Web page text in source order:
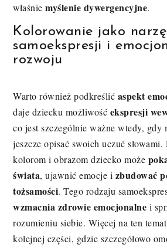
właśniemyślenie dywergencyjne.
Kolorowanie jako
samoekspresji i
rozwoju
Warto również podkreślić aspekt
daje dziecku możliwość ekspresji
co jest szczególnie ważne wtedy, gdy
jeszcze opisać swoich uczuć
kolorom i obrazom dziecko może
świata, ujawnić emocje i zbudować
tożsamości. Tego rodzaju
wzmacnia zdrowie emocjonalne i
rozumieniu siebie. Więcej na ten
kolejnej części, gdzie szczegółowo